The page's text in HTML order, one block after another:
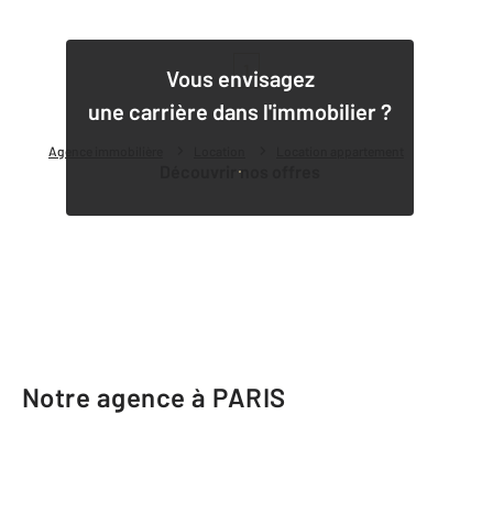
Agence immobilière
Vous envisagez
une carrière dans l'immobilier ?
Découvrir nos offres
Notre agence à PARIS